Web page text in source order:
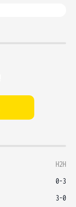
H2H
0-3
3-0